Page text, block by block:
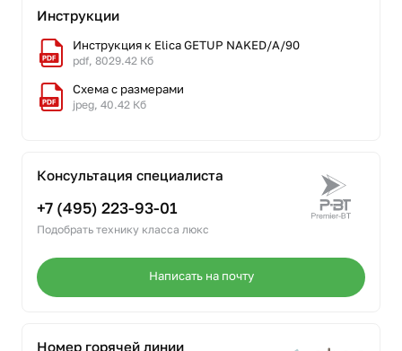
Инструкции
Инструкция к Elica GETUP NAKED/A/90
pdf, 8029.42 Кб
Схема с размерами
jpeg, 40.42 Кб
Консультация специалиста
+7 (495) 223-93-01
Подобрать технику класса люкс
Написать на почту
Номер горячей линии